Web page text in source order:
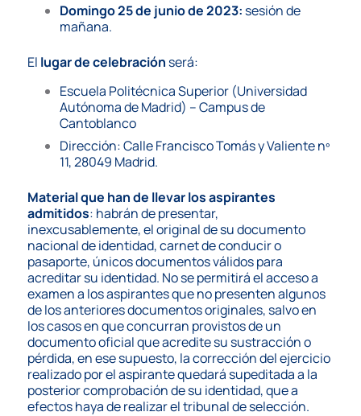
Domingo 25 de junio de 2023: sesión de
mañana.
El lugar de celebración será:
Escuela Politécnica Superior (Universidad
Autónoma de Madrid) – Campus de
Cantoblanco
Dirección: Calle Francisco Tomás y Valiente nº
11, 28049 Madrid.
Material que han de llevar los aspirantes
admitidos: habrán de presentar,
inexcusablemente, el original de su documento
nacional de identidad, carnet de conduciro
pasaporte, únicos documentos válidos para
acreditar su identidad. No se permitirá el acceso a
examen a los aspirantes que no presenten algunos
de los anteriores documentos originales, salvo en
los casos en que concurran provistos de un
documento oficial que acredite su sustracción o
pérdida, en ese supuesto, la corrección del ejercicio
realizado por el aspirante quedará supeditada a la
posterior comprobación de su identidad, que a
efectos haya de realizar el tribunal de selección.